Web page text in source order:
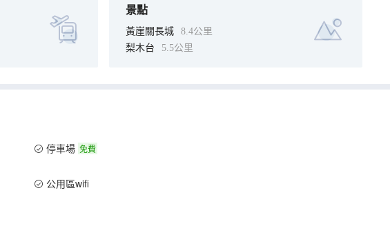
景點
黃崖關長城
8.4公里
梨木台
5.5公里
停車場 免費
公用區wifi